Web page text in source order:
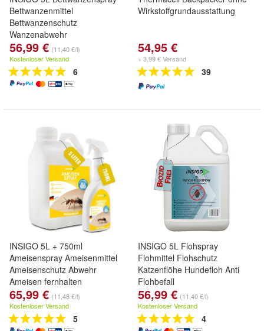
Bettwanzenmittel
Bettwanzenschutz
Wanzenabwehr
56,99 € (11,40 €/l)
Kostenloser Versand
6
Wirkstoffgrundausstattung
54,95 €
+ 3,99 € Versand
39
INSIGO 5L + 750ml
Ameisenspray Ameisenmittel
Ameisenschutz Abwehr
Ameisen fernhalten
65,99 € (11,48 €/l)
Kostenloser Versand
5
INSIGO 5L Flohspray
Flohmittel Flohschutz
Katzenflöhe Hundefloh Anti
Flohbefall
56,99 € (11,40 €/l)
Kostenloser Versand
4